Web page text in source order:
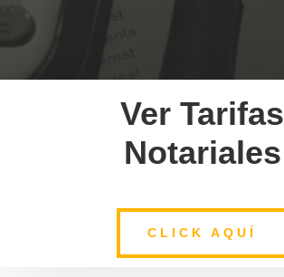
Ver Tarifas
Notariales
CLICK AQUÍ